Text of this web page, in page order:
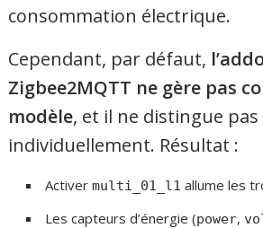
consommation électrique.
Cependant, par défaut,
Zigbee2MQTT ne gère pas
modèle, et il ne distingue
individuellement. Résultat :
Activermulti_01_l1 allume les
Les capteurs d’énergie (power,